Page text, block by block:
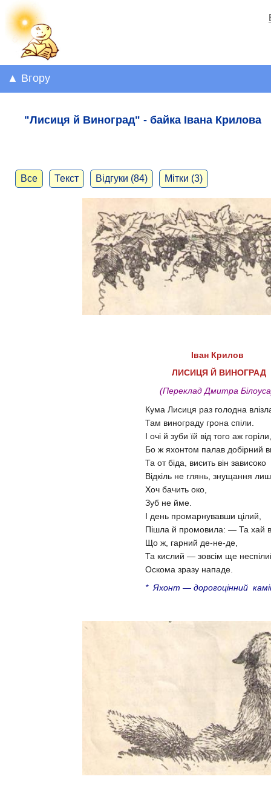
▲ Вгору
"Лисиця й Виноград" - байка Івана Крилова
Все Текст Відгуки (84) Мітки (3)
Іван Крилов
ЛИСИЦЯ Й ВИНОГРАД
(Переклад Дмитра
Кума Лисиця раз голодна
Там винограду грона спіли.
І очі й зуби їй від того аж горіли,
Бо ж яхонтом палав добірний
Та от біда, висить він зависоко
Відкіль не глянь, знущання
Хоч бачить око,
Зуб не йме.
І день промарнувавши цілий,
Пішла й промовила: — Та хай
Що ж, гарний де-не-де,
Та кислий — зовсім ще
Оскома зразу нападе.
* Яхонт — дорогоцінний